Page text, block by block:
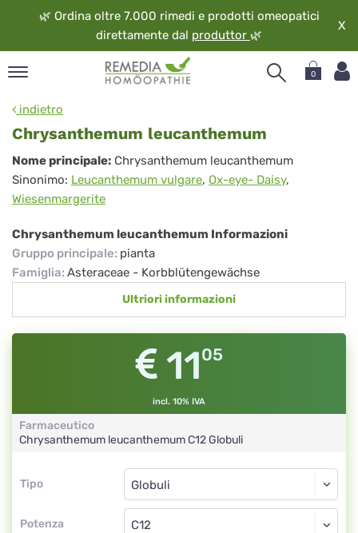
🌿 Ordina oltre 7.000 rimedi e prodotti omeopatici
direttamente dal produttor 🌿
X
0
indietro
Chrysanthemum leucanthemum
Chrysanthemum
leucanthemum
Nome principale: Chrysanthemum leucanthemum
Sinonimo: Leucanthemum vulgare, Ox-eye- Daisy,
Wiesenmargerite
Chrysanthemum leucanthemum Informazioni
Gruppo principale: pianta
Famiglia: Asteraceae - Korbblütengewächse
Ultriori informazioni
1105
incl. 10% IVA
Farmaceutico
Chrysanthemum leucanthemumC12Globuli
Tipo
Tipo
Potenza
Globuli
C12